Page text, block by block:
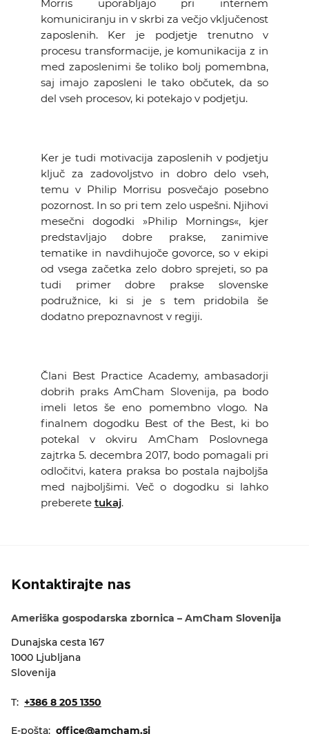
Morris uporabljajo pri internem
komuniciranju in v skrbi za večjo vključenost
zaposlenih. Ker je podjetje trenutno v
procesu transformacije, je komunikacija z in
med zaposlenimi še toliko bolj pomembna,
saj imajo zaposleni le tako občutek, da so
del vseh procesov, ki potekajo v podjetju.
Ker je tudi motivacija zaposlenih v podjetju
ključ za zadovoljstvo in dobro delo vseh,
temu v Philip Morrisu posvečajo posebno
pozornost. In so pri tem zelo uspešni. Njihovi
mesečni dogodki »Philip Mornings«, kjer
predstavljajo dobre prakse, zanimive
tematike in navdihujoče govorce, so v ekipi
od vsega začetka zelo dobro sprejeti, so pa
tudi primer dobre prakse slovenske
podružnice, ki si je s tem pridobila še
dodatno prepoznavnost v regiji.
Člani Best Practice Academy, ambasadorji
dobrih praks AmCham Slovenija, pa bodo
imeli letos še eno pomembno vlogo. Na
finalnem dogodku Best of the Best, ki bo
potekal v okviru AmCham Poslovnega
zajtrka 5. decembra 2017, bodo pomagali pri
odločitvi, katera praksa bo postala najboljša
med najboljšimi. Več o dogodku si lahko
preberete tukaj.
Kontaktirajte nas
Ameriška gospodarska zbornica – AmCham Slovenija
Dunajska cesta 167
1000 Ljubljana
Slovenija
T: +386 8 205 1350
E-pošta: office@amcham.si